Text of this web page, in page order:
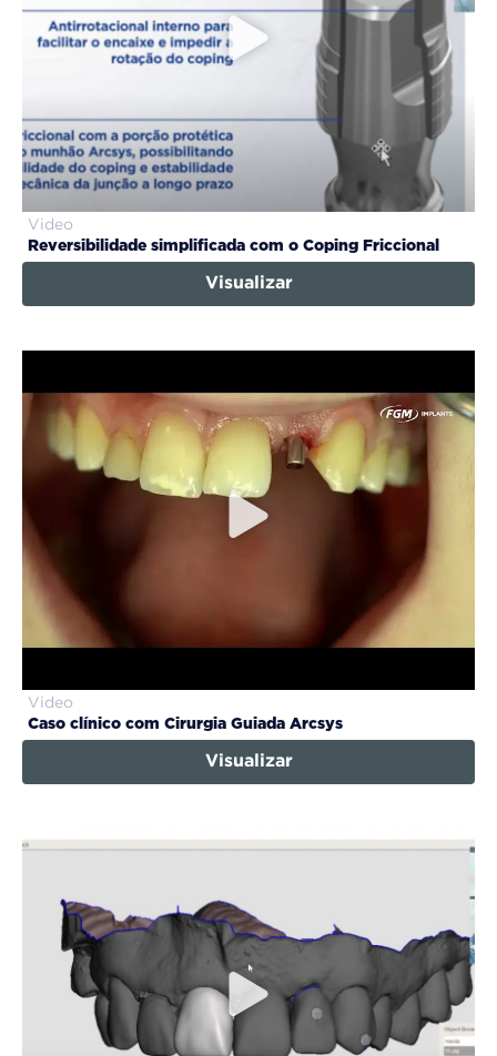
Video
Reversibilidade simplificada com o Coping Friccional
Visualizar
Video
Caso clínico com Cirurgia Guiada Arcsys
Visualizar